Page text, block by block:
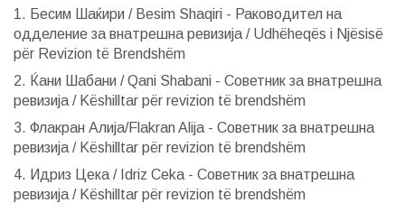
1. Бесим Шаќири / Besim Shaqiri - Раководител на
одделение за внатрешна ревизија / Udhëheqës i Njësisë
për Revizion të Brendshëm
2. Ќани Шабани / Qani Shabani - Советник за внатрешна
ревизија / Këshilltar për revizion të brendshëm
3. Флакран Алија/Flakran Alija - Советник за внатрешна
ревизија / Këshilltar për revizion të brendshëm
4. Идриз Цека / Idriz Ceka - Советник за внатрешна
ревизија / Këshilltar për revizion të brendshëm